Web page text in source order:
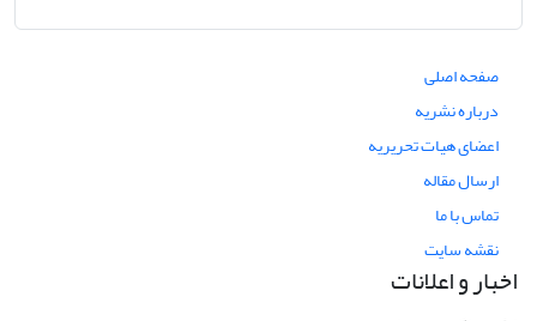
صفحه اصلی
درباره نشریه
اعضای هیات تحریریه
ارسال مقاله
تماس با ما
نقشه سایت
اخبار و اعلانات